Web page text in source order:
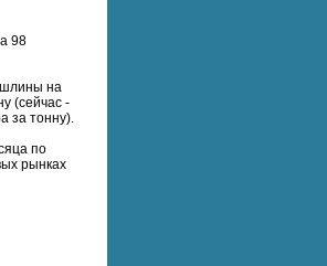
98
на
(сейчас -
за тонну).
по
рынках